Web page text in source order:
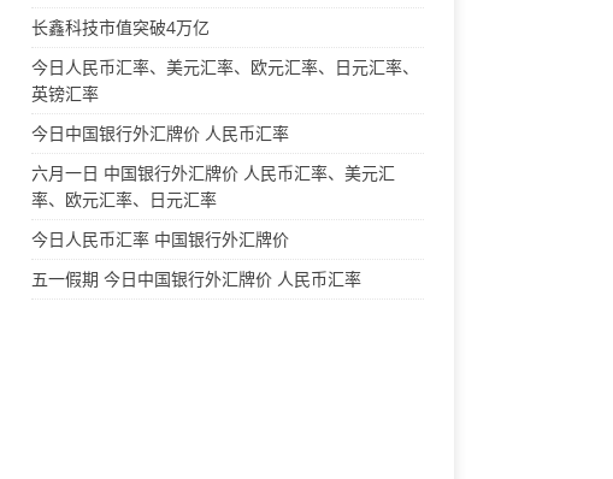
长鑫科技市值突破4万亿
今日人民币汇率、美元汇率、欧元汇率、日元汇率、
英镑汇率
今日中国银行外汇牌价 人民币汇率
六月一日 中国银行外汇牌价 人民币汇率、美元汇
率、欧元汇率、日元汇率
今日人民币汇率 中国银行外汇牌价
五一假期 今日中国银行外汇牌价 人民币汇率